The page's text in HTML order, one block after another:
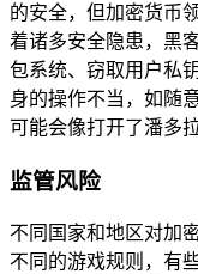
的安全，但加密货币
着诸多安全隐患，黑
包系统、窃取用户私
身的操作不当，如随
可能会像打开了潘多
监管风险
不同国家和地区对加
不同的游戏规则，有